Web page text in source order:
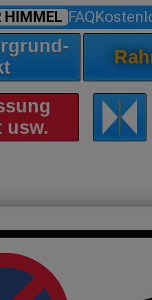
HIMMEL FAQ
usw.